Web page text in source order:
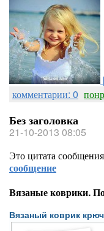
комментарии: 0
Без заголовка
21-10-2013 08:05
Это цитата сообщения
сообщение
Вязаные коврики.
Вязаный коврик